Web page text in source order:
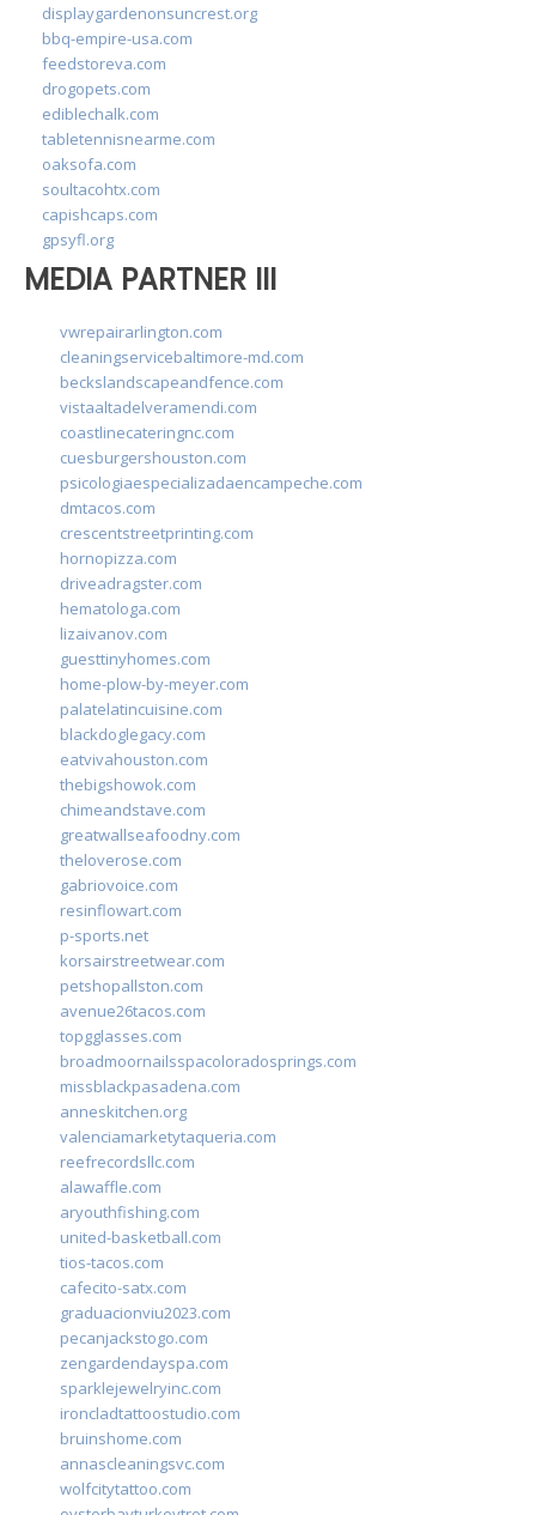
displaygardenonsuncrest.org
bbq-empire-usa.com
feedstoreva.com
drogopets.com
ediblechalk.com
tabletennisnearme.com
oaksofa.com
soultacohtx.com
capishcaps.com
gpsyfl.org
MEDIA PARTNER III
vwrepairarlington.com
cleaningservicebaltimore-md.com
beckslandscapeandfence.com
vistaaltadelveramendi.com
coastlinecateringnc.com
cuesburgershouston.com
psicologiaespecializadaencampeche.com
dmtacos.com
crescentstreetprinting.com
hornopizza.com
driveadragster.com
hematologa.com
lizaivanov.com
guesttinyhomes.com
home-plow-by-meyer.com
palatelatincuisine.com
blackdoglegacy.com
eatvivahouston.com
thebigshowok.com
chimeandstave.com
greatwallseafoodny.com
theloverose.com
gabriovoice.com
resinflowart.com
p-sports.net
korsairstreetwear.com
petshopallston.com
avenue26tacos.com
topgglasses.com
broadmoornailsspacoloradosprings.com
missblackpasadena.com
anneskitchen.org
valenciamarketytaqueria.com
reefrecordsllc.com
alawaffle.com
aryouthfishing.com
united-basketball.com
tios-tacos.com
cafecito-satx.com
graduacionviu2023.com
pecanjackstogo.com
zengardendayspa.com
sparklejewelryinc.com
ironcladtattoostudio.com
bruinshome.com
annascleaningsvc.com
wolfcitytattoo.com